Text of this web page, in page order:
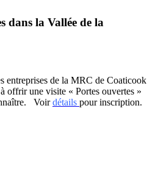
dans la Vallée de la
entreprises de la MRC de Coaticook
offrir une visite « Portes ouvertes »
Voirdétails pour inscription.